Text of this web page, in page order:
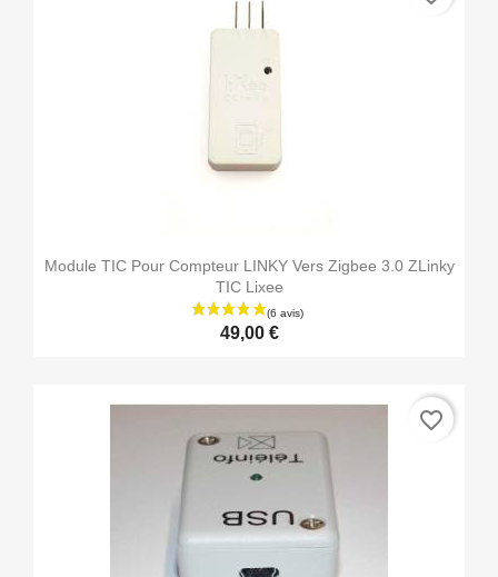
Module TIC Pour Compteur LINKY Vers Zigbee 3.0 ZLinky
TIC Lixee
49,00 €
favorite_border